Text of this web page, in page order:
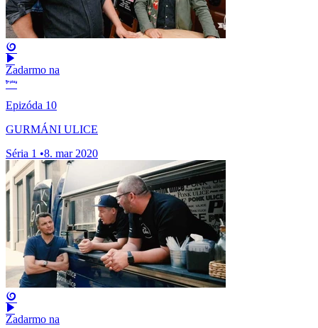
Zadarmo na
Epizóda 10
GURMÁNI ULICE
Séria 1 •8. mar 2020
Zadarmo na